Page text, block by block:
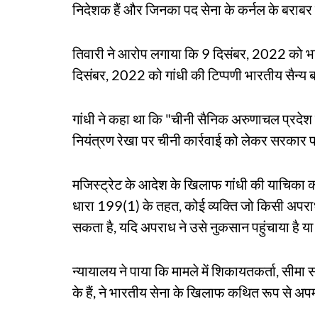
निदेशक हैं और जिनका पद सेना के कर्नल के बराबर
तिवारी ने आरोप लगाया कि 9 दिसंबर, 2022
दिसंबर, 2022 को गांधी की टिप्पणी भारतीय
गांधी ने कहा था कि "चीनी सैनिक अरुणाचल प्रदेश
नियंत्रण रेखा पर चीनी कार्रवाई को लेकर
मजिस्ट्रेट के आदेश के खिलाफ गांधी की याचिका
धारा 199(1) के तहत, कोई व्यक्ति जो किसी
सकता है, यदि अपराध ने उसे नुकसान पहुंचाया है
न्यायालय ने पाया कि मामले में शिकायतकर्ता,
के हैं, ने भारतीय सेना के खिलाफ कथित रूप से